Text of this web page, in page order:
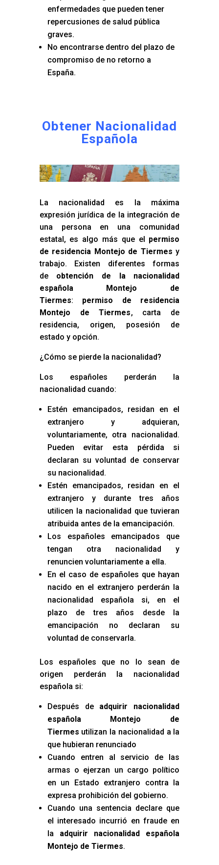
enfermedades que pueden tener
repercusiones de salud pública
graves.
No encontrarse dentro del plazo de
compromiso de no retorno a
España.
Obtener Nacionalidad
Española
La nacionalidad es la máxima
expresión jurídica de la integración de
una persona en una comunidad
estatal, es algo más que el permiso
de residencia Montejo de Tiermes y
trabajo. Existen diferentes formas
de obtención de la nacionalidad
española Montejo de
Tiermes: permiso de residencia
Montejo de Tiermes, carta de
residencia, origen, posesión de
estado y opción.
¿Cómo se pierde la nacionalidad?
Los españoles perderán la
nacionalidad cuando:
Estén emancipados, residan en el
extranjero y adquieran,
voluntariamente, otra nacionalidad.
Pueden evitar esta pérdida si
declaran su voluntad de conservar
su nacionalidad.
Estén emancipados, residan en el
extranjero y durante tres años
utilicen la nacionalidad que tuvieran
atribuida antes de la emancipación.
Los españoles emancipados que
tengan otra nacionalidad y
renuncien voluntariamente a ella.
En el caso de españoles que hayan
nacido en el extranjero perderán la
nacionalidad española si, en el
plazo de tres años desde la
emancipación no declaran su
voluntad de conservarla.
Los españoles que no lo sean de
origen perderán la nacionalidad
española si:
Después de adquirir nacionalidad
española Montejo de
Tiermes utilizan la nacionalidad a la
que hubieran renunciado
Cuando entren al servicio de las
armas o ejerzan un cargo político
en un Estado extranjero contra la
expresa prohibición del gobierno.
Cuando una sentencia declare que
el interesado incurrió en fraude en
la adquirir nacionalidad española
Montejo de Tiermes.